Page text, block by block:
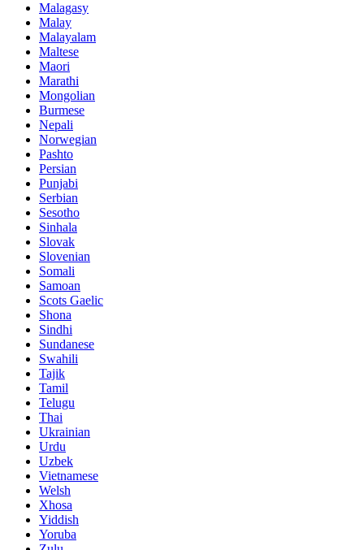
Malagasy
Malay
Malayalam
Maltese
Maori
Marathi
Mongolian
Burmese
Nepali
Norwegian
Pashto
Persian
Punjabi
Serbian
Sesotho
Sinhala
Slovak
Slovenian
Somali
Samoan
Scots Gaelic
Shona
Sindhi
Sundanese
Swahili
Tajik
Tamil
Telugu
Thai
Ukrainian
Urdu
Uzbek
Vietnamese
Welsh
Xhosa
Yiddish
Yoruba